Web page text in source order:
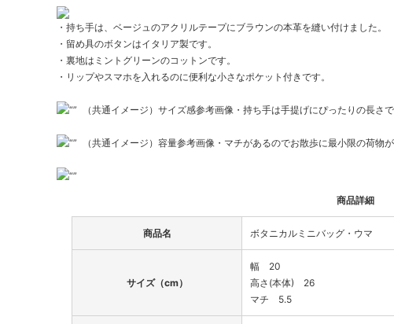
・持ち手は、ベージュのアクリルテープにブラウンの本革を縫い付けました。
・留め具のボタンはイタリア製です。
・裏地はミントグリーンのコットンです。
・リップやスマホを入れるのに便利な小さなポケット付きです。
（共通イメージ）サイズ感参考画像・持ち手は手提げにぴったりの長さで
（共通イメージ）容量参考画像・マチがあるのでお散歩に最小限の荷物が
商品詳細
商品名 ボタニカルミニバッグ・ウマ
サイズ（cm）
幅 20
高さ(本体) 26
マチ 5.5